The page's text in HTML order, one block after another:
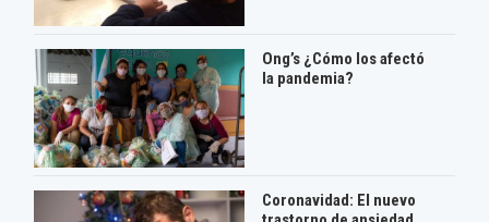
Ong’s ¿Cómo los afectó
la pandemia?
Coronavidad: El nuevo